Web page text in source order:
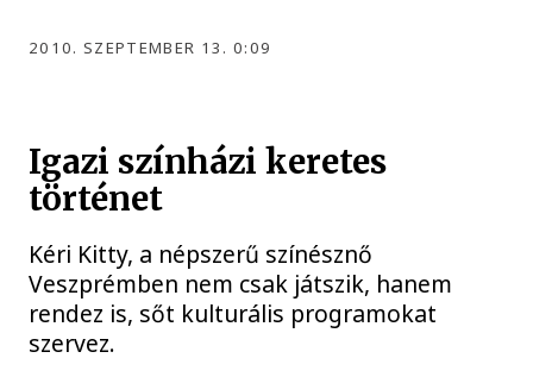
2010. SZEPTEMBER 13. 0:09
Igazi színházi keretes
történet
Kéri Kitty, a népszerű színésznő
Veszprémben nem csak játszik, hanem
rendez is, sőt kulturális programokat
szervez.